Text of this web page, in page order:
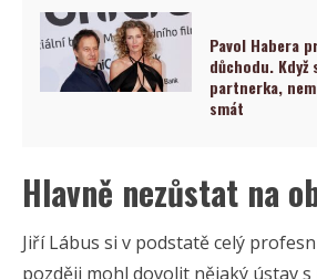
Pavol Habera
důchodu. Když
partnerka,
smát
Hlavně nezůstat na
Jiří Lábus si v podstatě celý
později mohl dovolit nějaký ústav